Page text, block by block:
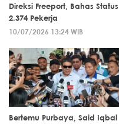
Direksi Freeport, Bahas Status
2.374 Pekerja
10/07/2026 13:24 WIB
Bertemu Purbaya, Said Iqbal